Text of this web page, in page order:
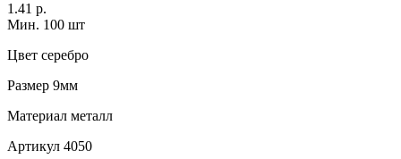
1.41 р.
Мин. 100 шт
Цвет серебро
Размер 9мм
Материал металл
Артикул 4050